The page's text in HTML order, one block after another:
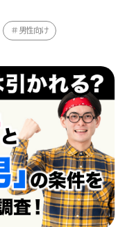
男性向け